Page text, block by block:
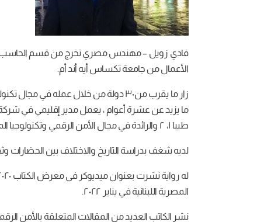
فادي زويل – مهندس مصري تخرج من قسم الحاسب
الأعمال من جامعة تكساس أيه أند أم.
زار ما يقرب من٣٠ دولة من خلال عمله في
ما يزيد عن عشرة أعوام ، يعمل مدير إقليمي في
طيبا ١، ٢ والرائدة في مجال الأمن الرقمي وتكنولوجيا المعلومات.
لديه شغف بدراسة التاريخ والاختلاف بين الحضارات
المصرية اللبنانية في يناير ٢٠٢٢.
نشر الكاتب العديد من المقالات المتعلقة بالأمن